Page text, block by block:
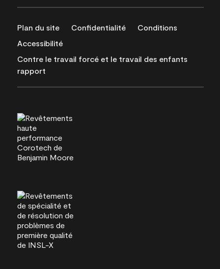
Plan du site Confidentialité
Conditions
Accessibilité
Contre le travail forcé et le travail des enfants
rapport